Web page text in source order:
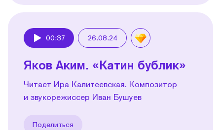
00:37 26.08.24
Яков Аким. «Катин бублик»
Читает Ира Калитеевская. Композитор
и звукорежиссер Иван Бушуев
Поделиться